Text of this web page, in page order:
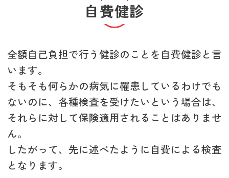
自費健診
全額自己負担で行う健診のことを自費健診と言
います。
そもそも何らかの病気に罹患しているわけでも
ないのに、各種検査を受けたいという場合は、
それらに対して保険適用されることはありませ
ん。
したがって、先に述べたように自費による検査
となります。